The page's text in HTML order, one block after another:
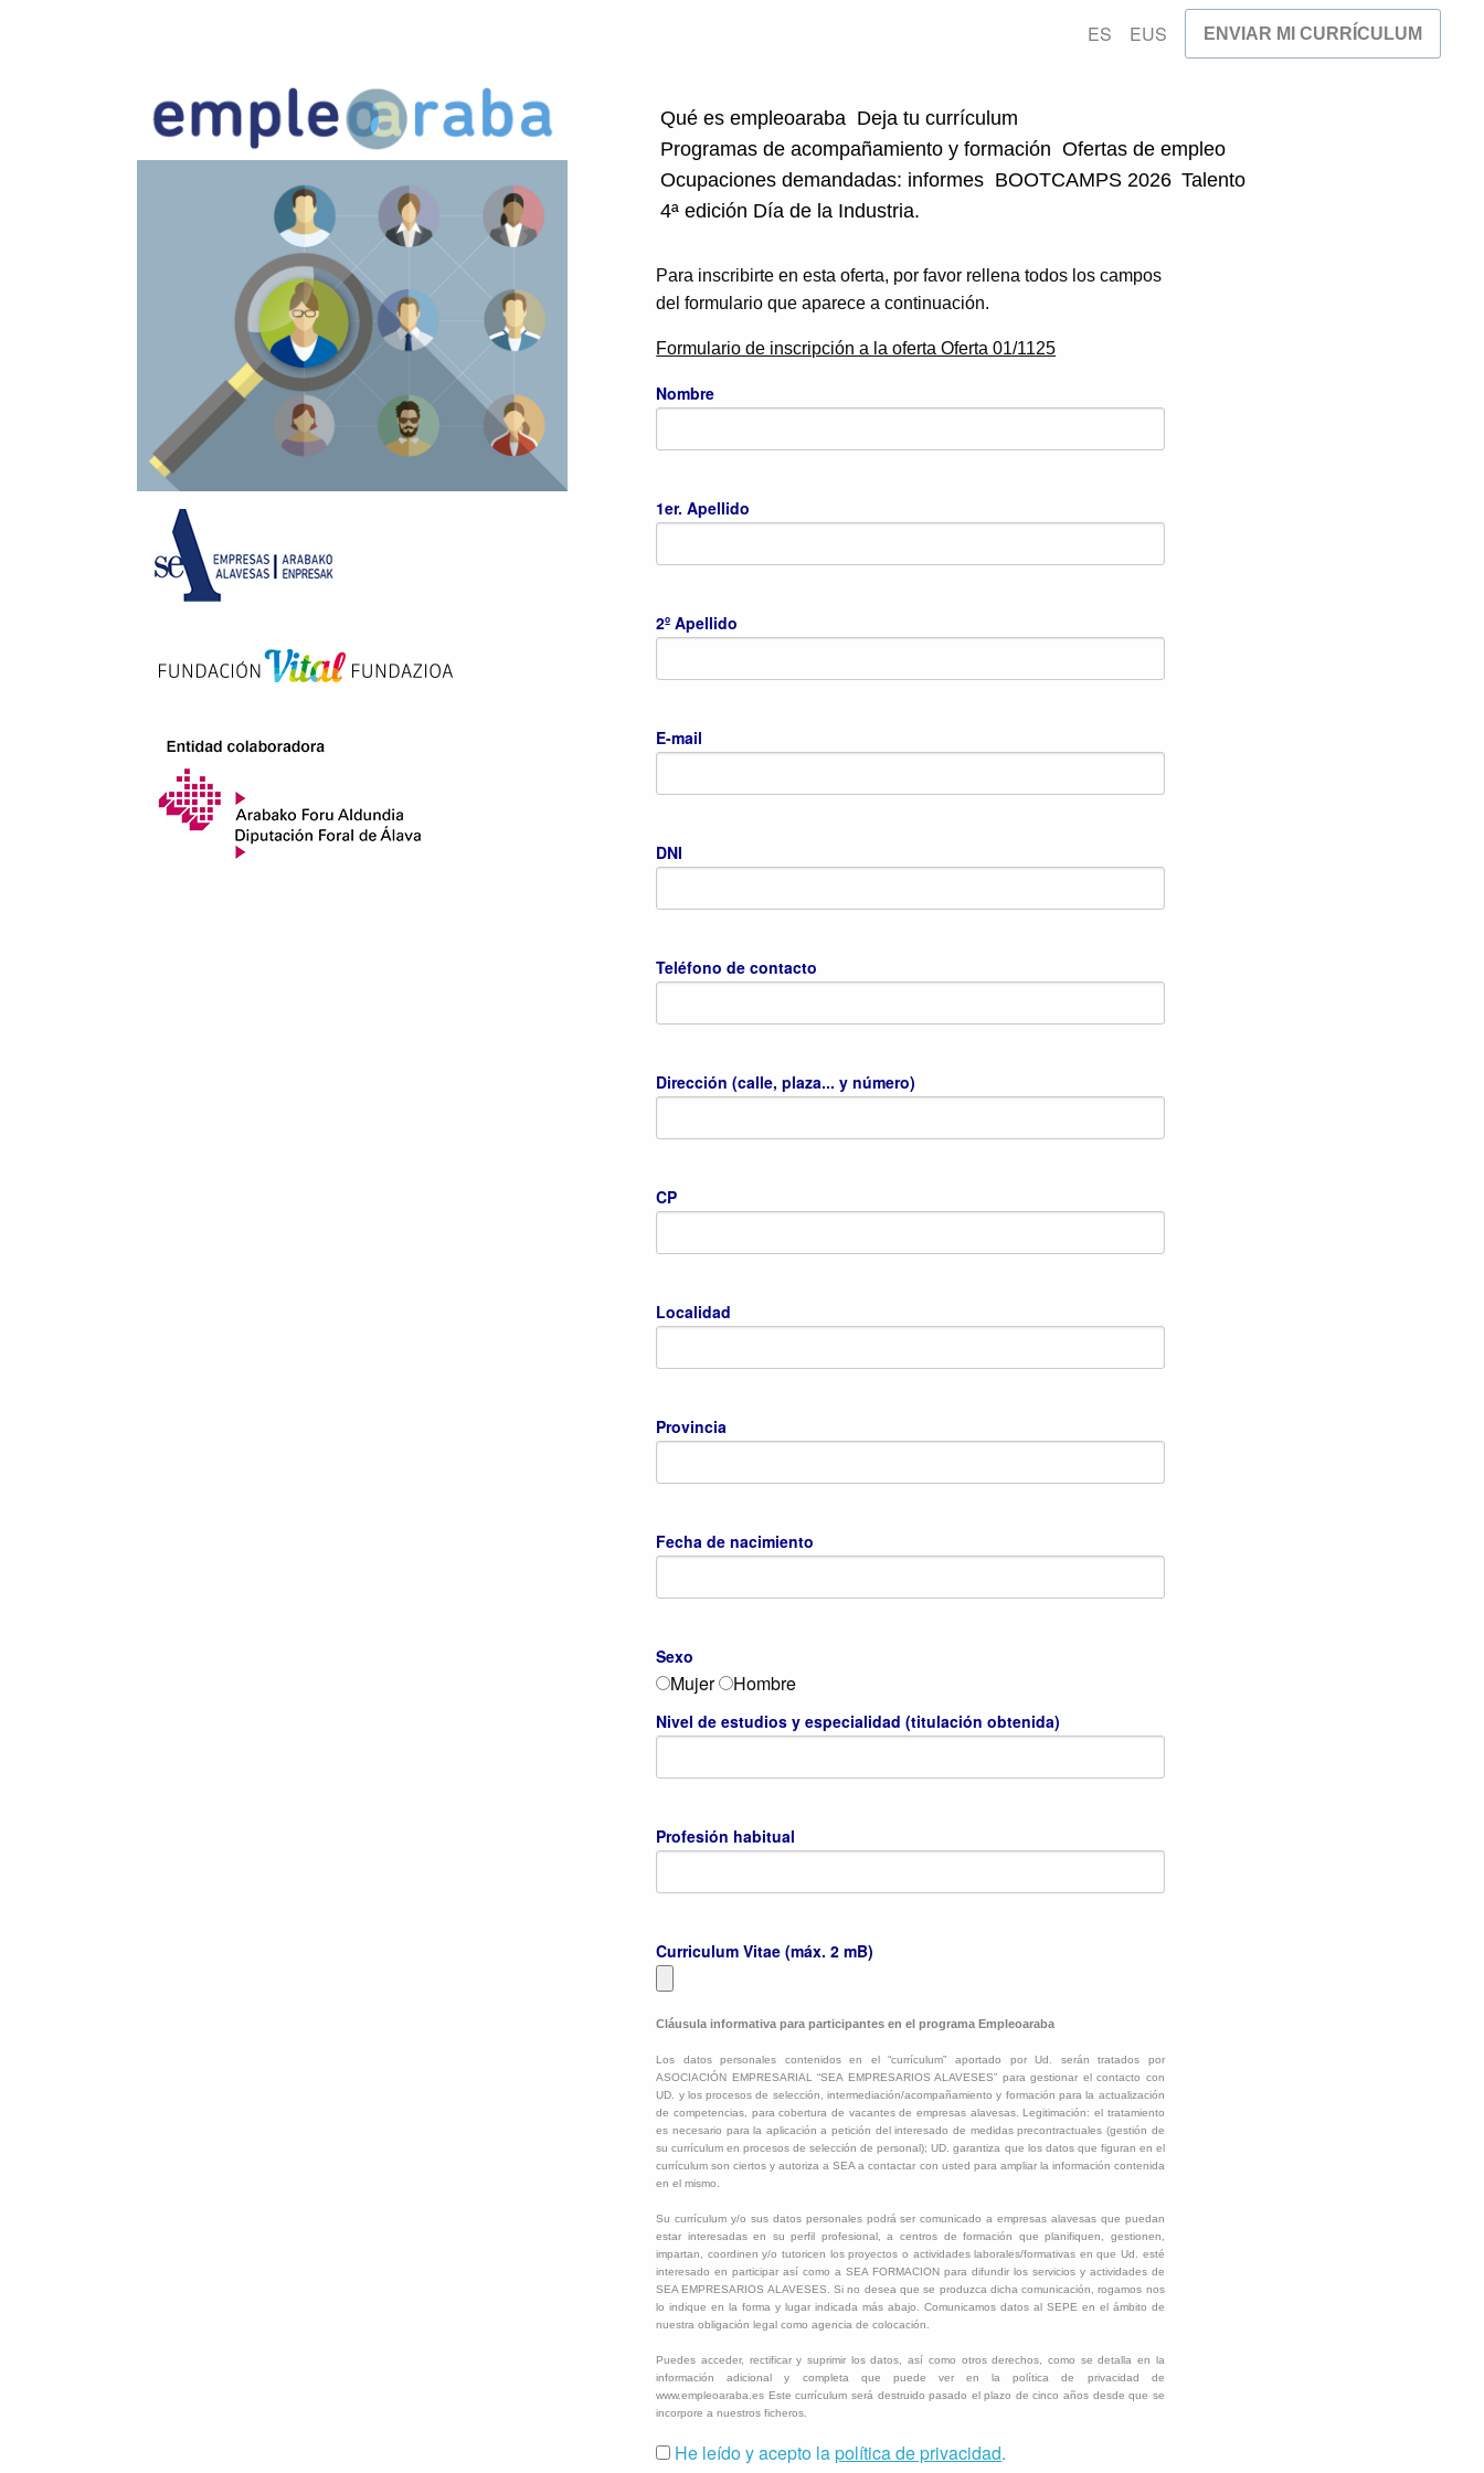
ES EUS ENVIAR MI CURRÍCULUM
Qué es empleoaraba Deja tu currículum
Programas de acompañamiento y formación Ofertas de empleo
Ocupaciones demandadas: informes BOOTCAMPS 2026 Talento
4ª edición Día de la Industria.
Para inscribirte en esta oferta, por favor rellena todos los campos
del formulario que aparece a continuación.
Formulario de inscripción a la oferta Oferta 01/1125
Nombre
1er. Apellido
2º Apellido
E-mail
DNI
Teléfono de contacto
Dirección (calle, plaza... y número)
CP
Localidad
Provincia
Fecha de nacimiento
Sexo
Mujer Hombre
Nivel de estudios y especialidad (titulación obtenida)
Profesión habitual
Curriculum Vitae (máx. 2 mB)
Cláusula informativa para participantes en el programa Empleoaraba
Los datos personales contenidos en el “currículum” aportado por Ud. serán tratados por
ASOCIACIÓN EMPRESARIAL “SEA EMPRESARIOS ALAVESES” para gestionar el contacto con
UD. y los procesos de selección, intermediación/acompañamiento y formación para la actualización
de competencias, para cobertura de vacantes de empresas alavesas. Legitimación: el tratamiento
es necesario para la aplicación a petición del interesado de medidas precontractuales (gestión de
su currículum en procesos de selección de personal); UD. garantiza que los datos que figuran en el
currículum son ciertos y autoriza a SEA a contactar con usted para ampliar la información contenida
en el mismo.
Su currículum y/o sus datos personales podrá ser comunicado a empresas alavesas que puedan
estar interesadas en su perfil profesional, a centros de formación que planifiquen, gestionen,
impartan, coordinen y/o tutoricen los proyectos o actividades laborales/formativas en que Ud. esté
interesado en participar así como a SEA FORMACION para difundir los servicios y actividades de
SEA EMPRESARIOS ALAVESES. Si no desea que se produzca dicha comunicación, rogamos nos
lo indique en la forma y lugar indicada más abajo. Comunicamos datos al SEPE en el ámbito de
nuestra obligación legal como agencia de colocación.
Puedes acceder, rectificar y suprimir los datos, así como otros derechos, como se detalla en la
información adicional y completa que puede ver en la política de privacidad de
www.empleoaraba.es Este currículum será destruido pasado el plazo de cinco años desde que se
incorpore a nuestros ficheros.
He leído y acepto lapolítica de privacidad.